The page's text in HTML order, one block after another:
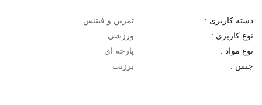
دسته کاربری : تمرین و فیتنس
نوع کاربری : ورزشی
نوع مواد : پارچه ای
جنس : برزنت